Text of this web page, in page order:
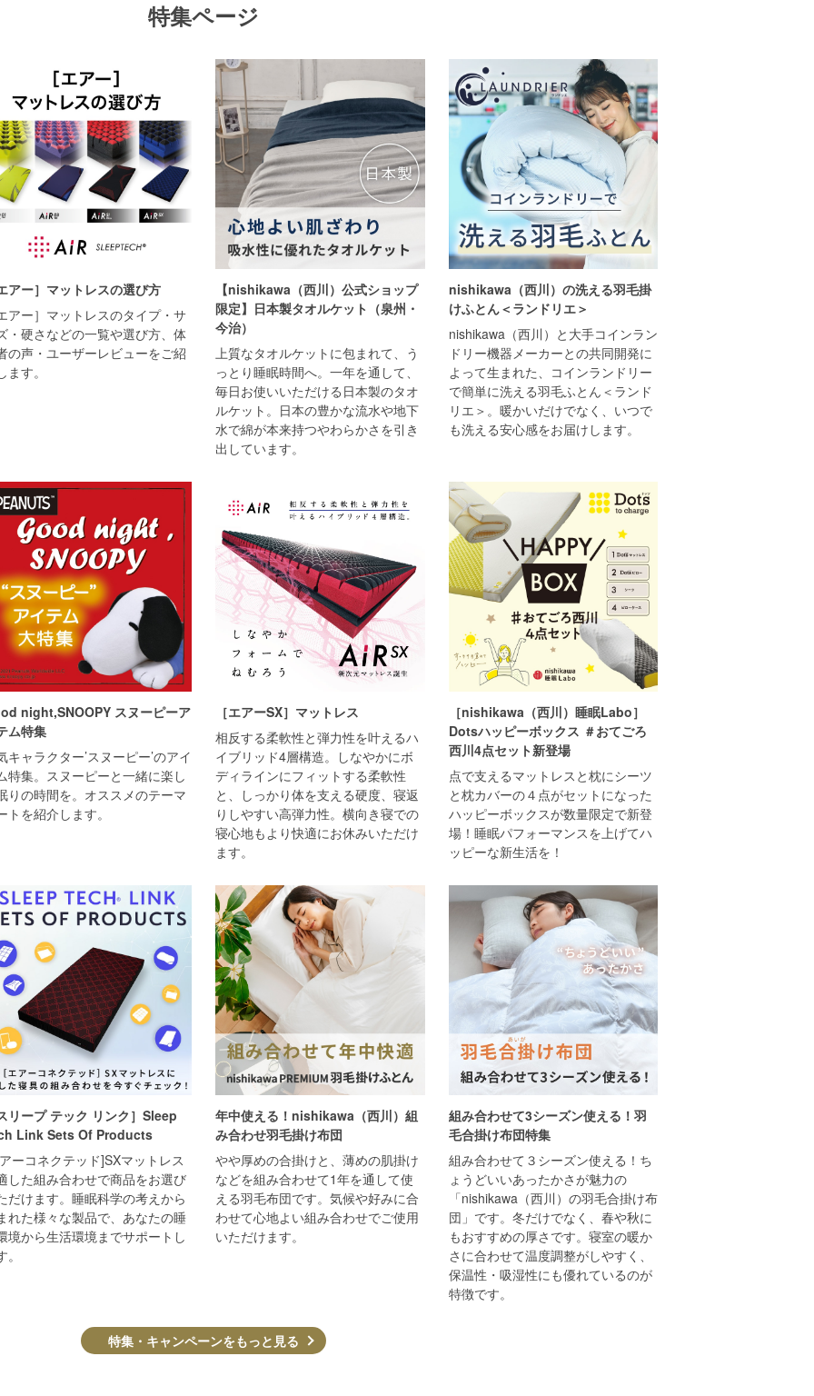
特集ページ
アー］マットレスの選び方
アー］マットレスのタイプ・サ
・硬さなどの一覧や選び方、体
の声・ユーザーレビューをご紹
ます。
【nishikawa（西川）公式ショップ
限定】日本製タオルケット（泉州・
今治）
上質なタオルケットに包まれて、う
っとり睡眠時間へ。一年を通して、
毎日お使いいただける日本製のタオ
ルケット。日本の豊かな流水や地下
水で綿が本来持つやわらかさを引き
出しています。
nishikawa（西川）の洗える羽毛掛
けふとん＜ランドリエ＞
nishikawa（西川）と大手コインラン
ドリー機器メーカーとの共同開発に
よって生まれた、コインランドリー
で簡単に洗える羽毛ふとん＜ランド
リエ＞。暖かいだけでなく、いつで
も洗える安心感をお届けします。
night,SNOOPY スヌーピーア
ム特集
キャラクター’スヌーピー’のアイ
特集。スヌーピーと一緒に楽し
りの時間を。オススメのテーマ
トを紹介します。
［エアーSX］マットレス
相反する柔軟性と弾力性を叶えるハ
イブリッド4層構造。しなやかにボ
ディラインにフィットする柔軟性
と、しっかり体を支える硬度、寝返
りしやすい高弾力性。横向き寝での
寝心地もより快適にお休みいただけ
ます。
［nishikawa（西川）睡眠Labo］
Dotsハッピーボックス ＃おてごろ
西川4点セット新登場
点で支えるマットレスと枕にシーツ
と枕カバーの４点がセットになった
ハッピーボックスが数量限定で新登
場！睡眠パフォーマンスを上げてハ
ッピーな新生活を！
リープ テック リンク］Sleep
Link Sets Of Products
ーコネクテッド]SXマットレス
した組み合わせで商品をお選び
だけます。睡眠科学の考えから
れた様々な製品で、あなたの睡
境から生活環境までサポートし
年中使える！nishikawa（西川）組
み合わせ羽毛掛け布団
やや厚めの合掛けと、薄めの肌掛け
などを組み合わせて1年を通して使
える羽毛布団です。気候や好みに合
わせて心地よい組み合わせでご使用
いただけます。
組み合わせて3シーズン使える！羽
毛合掛け布団特集
組み合わせて３シーズン使える！ち
ょうどいいあったかさが魅力の
「nishikawa（西川）の羽毛合掛け布
団」です。冬だけでなく、春や秋に
もおすすめの厚さです。寝室の暖か
さに合わせて温度調整がしやすく、
保温性・吸湿性にも優れているのが
特徴です。
特集・キャンペーンをもっと見る